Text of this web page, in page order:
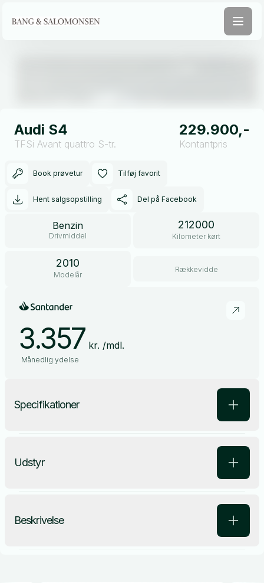
Audi S4
TFSi Avant quattro S-tr.
229.900,-
Kontantpris
Book prøvetur Tilføj favorit
Hent salgsopstilling Del på Facebook
Benzin
Drivmiddel
212000
Kilometer kørt
2010
Modelår
Rækkevidde
3.357 kr. /mdl.
Månedlig ydelse
Specifikationer
Udstyr
Beskrivelse